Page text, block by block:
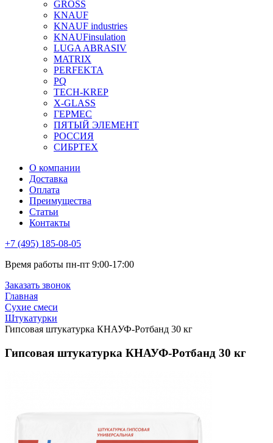
GROSS
KNAUF
KNAUF industries
KNAUFinsulation
LUGA ABRASIV
MATRIX
PERFEKTA
PQ
TECH-KREP
X-GLASS
ГЕРМЕС
ПЯТЫЙ ЭЛЕМЕНТ
РОССИЯ
СИБРТЕХ
О компании
Доставка
Оплата
Преимущества
Статьи
Контакты
+7 (495) 185-08-05
Время работы пн-пт 9:00-17:00
Заказать звонок
Главная
Сухие смеси
Штукатурки
Гипсовая штукатурка КНАУФ-Ротбанд 30 кг
Гипсовая штукатурка КНАУФ-Ротбанд 30 кг